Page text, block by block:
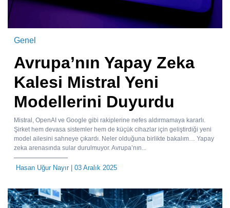
Genel
Avrupa’nın Yapay Zeka
Kalesi Mistral Yeni
Modellerini Duyurdu
Mistral, OpenAI ve Google gibi rakiplerine nefes aldırmamaya kararlı.
Şirket hem devasa sistemler hem de küçük cihazlar için geliştirdiği yeni
model ailesini sahneye çıkardı. Neler olduğuna birlikte bakalım… Yapay
zeka arenasında sular durulmuyor. Avrupa’nın...
Hasan Uğur Nayır| 03 Aralık 2025